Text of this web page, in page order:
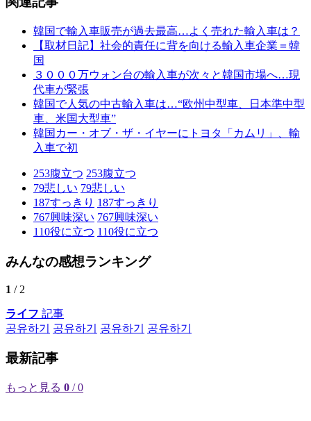
韓国で輸入車販売が過去最高…よく売れた輸入車は？
【取材日記】社会的責任に背を向ける輸入車企業＝韓
国
３０００万ウォン台の輸入車が次々と韓国市場へ…現
代車が緊張
韓国で人気の中古輸入車は…“欧州中型車、日本準中型
車、米国大型車”
韓国カー・オブ・ザ・イヤーにトヨタ「カムリ」、輸
入車で初
253腹立つ 253腹立つ
79悲しい 79悲しい
187すっきり 187すっきり
767興味深い 767興味深い
110役に立つ 110役に立つ
みんなの感想ランキング
1 / 2
ライフ 記事
공유하기
공유하기 공유하기 공유하기
最新記事
もっと見る 0 / 0